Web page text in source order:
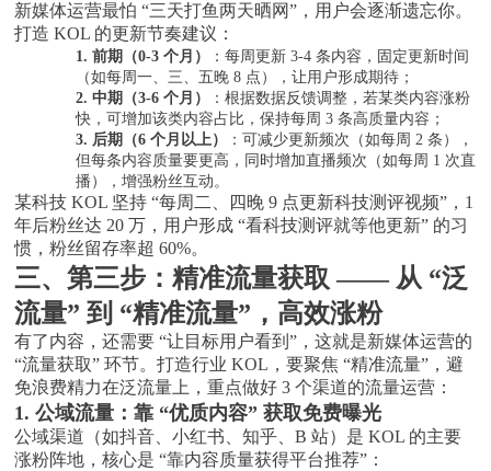
新媒体运营最怕 “三天打鱼两天晒网”，用户会逐渐遗忘你。
打造 KOL 的更新节奏建议：
1.前期（0-3 个月） ：每周更新 3-4 条内容，固定更新时间
（如每周一、三、五晚 8 点），让用户形成期待；
2.中期（3-6 个月）
：根据数据反馈调整，若某类内容涨粉
快，可增加该类内容占比，保持每周 3 条高质量内容；
3. 后期（6 个月以上） ：可减少更新频次（如每周 2 条），
但每条内容质量要更高，同时增加直播频次（如每周 1 次直
播），增强粉丝互动。
某科技 KOL 坚持 “每周二、四晚 9 点更新科技测评视频”，1
年后粉丝达 20 万，用户形成 “看科技测评就等他更新” 的习
惯，粉丝留存率超 60%。
三、第三步：精准流量获取 —— 从 “泛
流量” 到 “精准流量”，高效涨粉
有了内容，还需要 “让目标用户看到”，这就是新媒体运营的
“流量获取” 环节。打造行业 KOL，要聚焦 “精准流量”，避
免浪费精力在泛流量上，重点做好 3 个渠道的流量运营：
1. 公域流量：靠 “优质内容” 获取免费曝光
公域渠道（如抖音、小红书、知乎、B 站）是 KOL 的主要
涨粉阵地，核心是 “靠内容质量获得平台推荐”：